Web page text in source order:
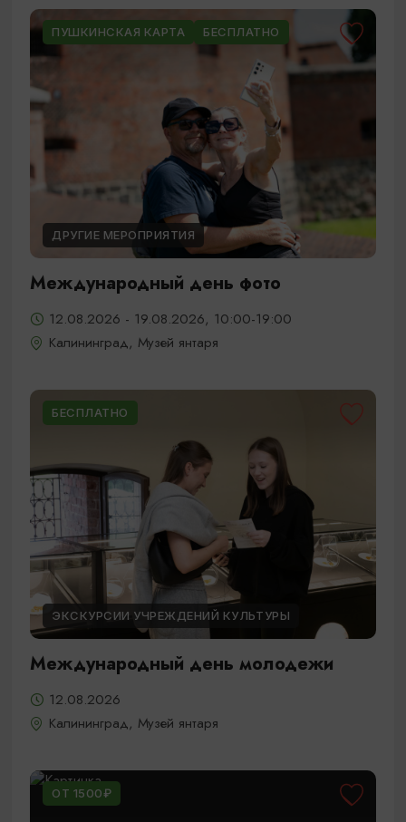
ПУШКИНСКАЯ КАРТА БЕСПЛАТНО
ДРУГИЕ МЕРОПРИЯТИЯ
Международный день фото
12.08.2026 - 19.08.2026, 10:00-19:00
Калининград, Музей янтаря
БЕСПЛАТНО
ЭКСКУРСИИ УЧРЕЖДЕНИЙ КУЛЬТУРЫ
Международный день молодежи
12.08.2026
Калининград, Музей янтаря
ОТ 1500₽